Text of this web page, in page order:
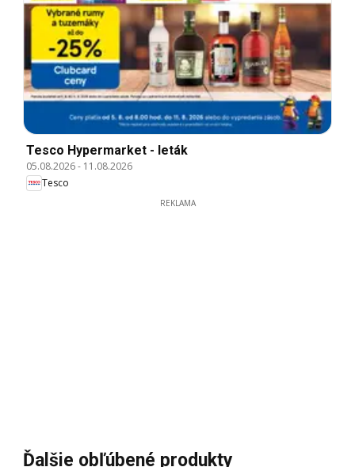
Tesco Hypermarket - leták
05.08.2026- 11.08.2026
Tesco
REKLAMA
Ďalšie obľúbené produkty